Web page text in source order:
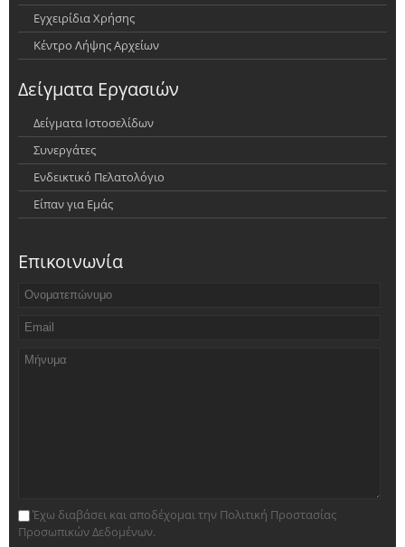
Εγχειρίδια Χρήσης
Κέντρο Λήψης Αρχείων
Δείγματα Εργασιών
Δείγματα Ιστοσελίδων
Συνεργάτες
Ενδεικτικό Πελατολόγιο
Είπαν για Εμάς
Επικοινωνία
Έχω διαβάσει και αποδέχομαι την Πολιτική Προστασίας
Προσωπικών Δεδομένων.